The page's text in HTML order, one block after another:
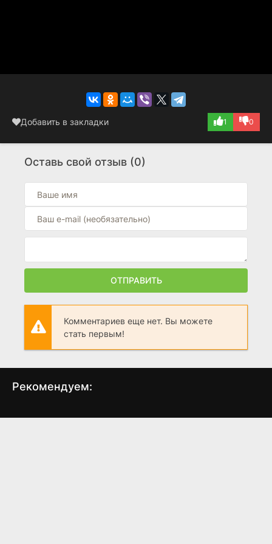
Добавить в закладки 1 0
Оставь свой отзыв (0)
ОТПРАВИТЬ
Комментариев еще нет. Вы можете
стать первым!
Рекомендуем:
Черные праздники Путь рыцаря